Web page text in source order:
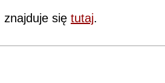
znajduje się tutaj.